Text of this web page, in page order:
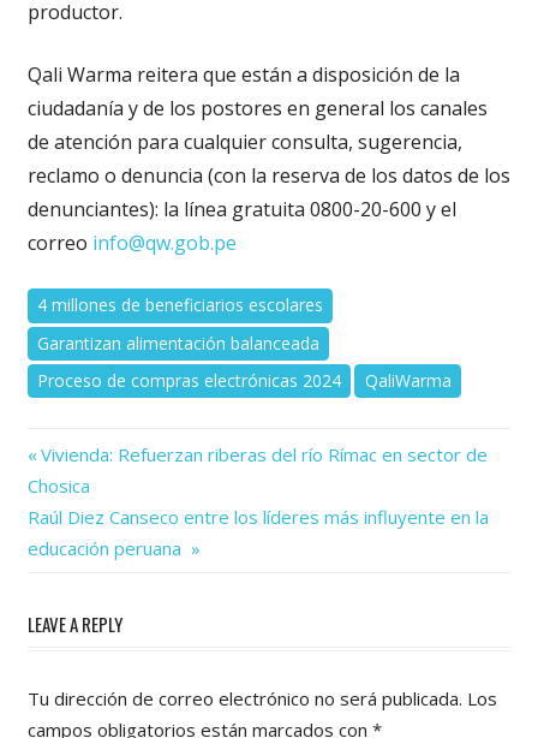
productor.
Qali Warma reitera que están a disposición de la
ciudadanía y de los postores en general los canales
de atención para cualquier consulta, sugerencia,
reclamo o denuncia (con la reserva de los datos de los
denunciantes): la línea gratuita 0800-20-600 y el
correo info@qw.gob.pe
4 millones de beneficiarios escolares
Garantizan alimentación balanceada
Proceso de compras electrónicas 2024
QaliWarma
Navegación
de
entradas
Previous
Post:
Vivienda: Refuerzan riberas del río Rímac en sector de
Chosica
Next
Post:
Raúl Diez Canseco entre los líderes más influyente en la
educación peruana
LEAVE A REPLY
Tu dirección de correo electrónico no será publicada. Los
campos obligatorios están marcados con *